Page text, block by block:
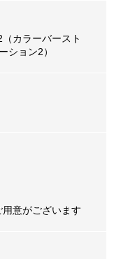
カラーバースト
ション2）
意がございます